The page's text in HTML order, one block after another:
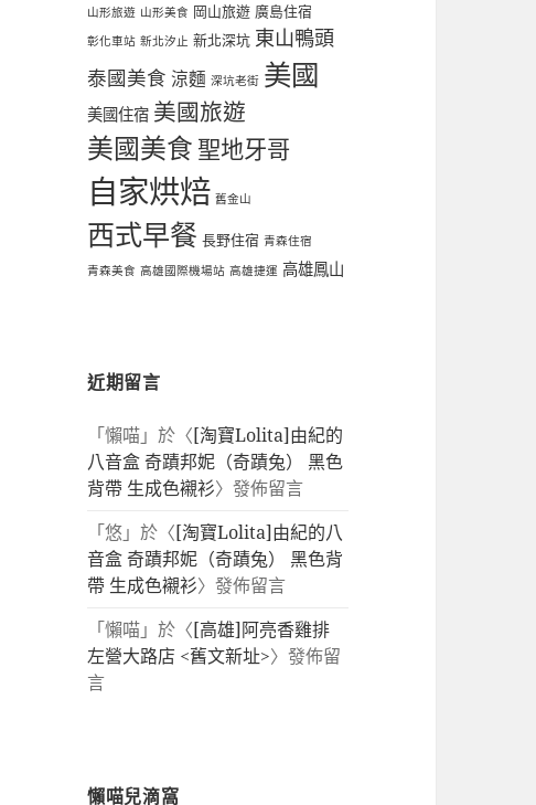
山形旅遊 山形美食 岡山旅遊 廣島住宿
彰化車站 新北汐止 新北深坑 東山鴨頭
泰國美食 涼麵 深坑老街 美國
美國住宿 美國旅遊
美國美食 聖地牙哥
自家烘焙 舊金山
西式早餐 長野住宿 青森住宿
青森美食 高雄國際機場站 高雄捷運 高雄鳳山
近期留言
「懶喵」於〈[淘寶Lolita]由紀的
八音盒 奇蹟邦妮（奇蹟兔） 黑色
背帶 生成色襯衫〉發佈留言
「悠」於〈[淘寶Lolita]由紀的八
音盒 奇蹟邦妮（奇蹟兔） 黑色背
帶 生成色襯衫〉發佈留言
「懶喵」於〈[高雄]阿亮香雞排
左營大路店 <舊文新址>〉發佈留
言
懶喵兒滴窩